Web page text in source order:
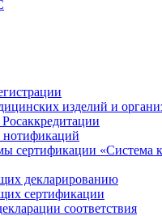
изделий и
нотификаций
сертификации «Система
декларированию
сертификации
соответствия